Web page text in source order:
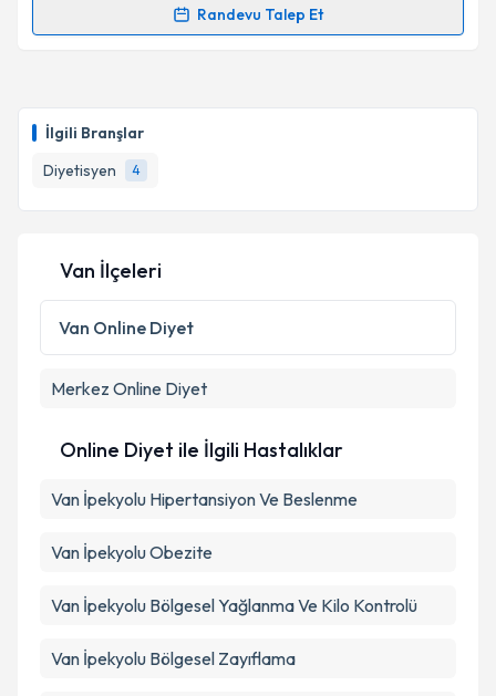
İlgili Branşlar
Diyetisyen
4
Randevu Talep Et
Randevu Takvimi Talebi
hazırlandığında e-posta ile bilgilendireceğiz.
E-posta Adresiniz
Kişisel verilerimin işlenmesine ilişkinAydınlatma
Metni
'ni okudum ve kişisel verilerimin belirtilen
kapsamda işlenmesini kabul ediyorum.
Van İlçeleri
Van Online Diyet
Merkez Online Diyet
Online Diyet ile İlgili Hastalıklar
Van İpekyolu Hipertansiyon Ve Beslenme
Van İpekyolu Obezite
Van İpekyolu Bölgesel Yağlanma Ve Kilo Kontrolü
Van İpekyolu Bölgesel Zayıflama